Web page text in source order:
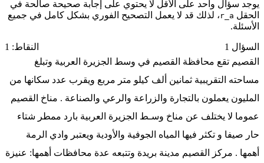
يوجد سؤال واحد على الأقل لا يحتوي على إجابة صحيحة صالحة في
الحقل r_a، لذلك قد لا يعمل التصحيح الفوري بشكل كامل في جميع
الأسئلة.
السؤال 1
النقاط: 1
القصيم تقع محافظة القصيم في وسط الجزيرة العربية وتبلغ
مساحته التقريبية ثمانين ألف كيلو متر مربع ويقرب عدد سكانها من
المليون يعملون بالتجارة والزراعة والرعي والصناعة . مناخ القصيم
عموما لا يختلف عن مناخ وسـط الجزيرة العربية بارد ممطر شتاء
حار صيفا و تكثر فيها المياه الجوفية والأودية ويعتبر وادي الرمة
أهمها . مركز القصيم مدينة بريدة وتتبعه عدة محافظات أهمها: عنيزة